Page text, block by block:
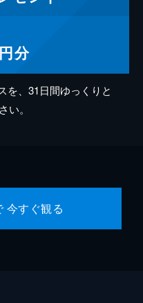
円分
を、31日間ゆっくりと
い。
今すぐ観る